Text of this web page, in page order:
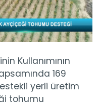
Kullanımının
169
yerli üretim
tohumu